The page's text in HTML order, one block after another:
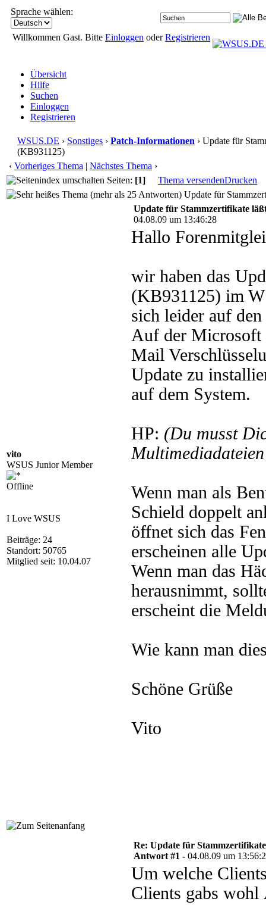
Sprache wählen:
Willkommen Gast. Bitte Einloggen oderRegistrieren
Übersicht
Hilfe
Suchen
Einloggen
Registrieren
WSUS.DE › Sonstiges › Patch-Informationen › Update für
(KB931125)
‹ Vorheriges Thema | Nächstes Thema ›
Seiten: [1] Thema versendenDrucken
Update für
vito
WSUS Junior Member
Offline
I Love WSUS
Beiträge: 24
Standort: 50765
Mitglied seit: 10.04.07
Update für Stammzertifikate
04.08.09 um 13:46:28
Hallo
wir haben das
(KB931125) im
sich leider auf
Auf der Microsoft
Mail
Update zu
auf dem System.
HP: (Du musst
Wenn man als
Schield doppelt
öffnet sich das
erscheinen alle
Wenn man das
herausnimmt,
erscheint die
Wie kann man
Schöne Grüße
Vito
Re: Update für
Antwort #1 - 04.08.09 um
Um welche
Clients gabs wohl